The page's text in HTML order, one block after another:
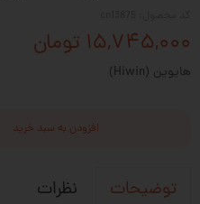
۱۵,۷۴۵,۰۰۰ تومان
هایوین (Hiwin)
افزودن به سبد خرید
توضیحات نظرات